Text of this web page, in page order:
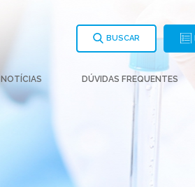
NOTÍCIAS DÚVIDAS FREQUENTES
BUSCAR